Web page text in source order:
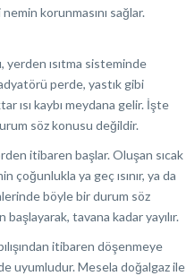
korunmasını sağlar.
yerden ısıtma sisteminde
perde, yastık gibi
ısı kaybı meydana gelir. İşte
söz konusu değildir.
itibaren başlar. Oluşan sıcak
çoğunlukla ya geç ısınır, ya da
böyle bir durum söz
tavana kadar yayılır.
itibaren döşenmeye
uyumludur. Mesela doğalgaz ile